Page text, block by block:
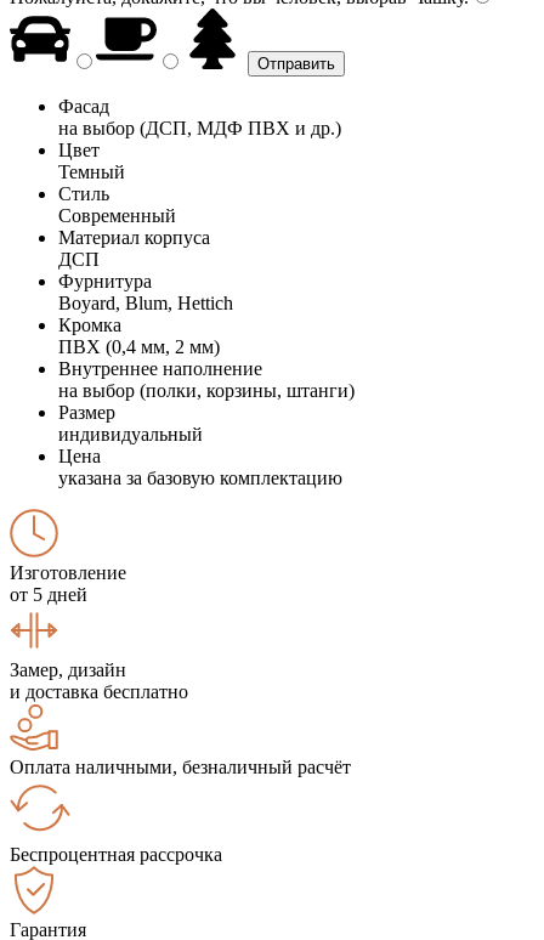
Фасад
на выбор (ДСП, МДФ ПВХ и др.)
Цвет
Темный
Стиль
Современный
Материал корпуса
ДСП
Фурнитура
Boyard, Blum, Hettich
Кромка
ПВХ (0,4 мм, 2 мм)
Внутреннее наполнение
на выбор (полки, корзины, штанги)
Размер
индивидуальный
Цена
указана за базовую комплектацию
Изготовление
от 5 дней
Замер, дизайн
и доставка бесплатно
Оплата наличными, безналичный расчёт
Беспроцентная рассрочка
Гарантия